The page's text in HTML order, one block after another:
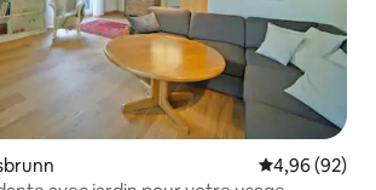
Note
4,96 (92)